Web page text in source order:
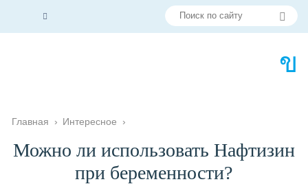
Главная › Интересное ›
Можно ли использовать Нафтизин
при беременности?